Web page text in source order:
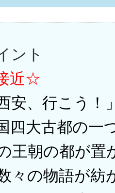
ント
近☆
安、行こう！
四大古都の一
王朝の都が置
々の物語が紡